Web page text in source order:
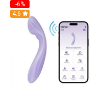
-6%
4.6